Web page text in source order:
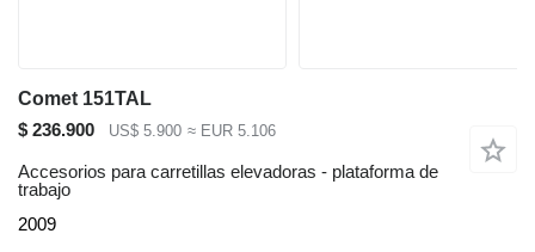
Comet 151TAL
$ 236.900
US$ 5.900 ≈ EUR 5.106
Accesorios para carretillas elevadoras - plataforma de
trabajo
2009